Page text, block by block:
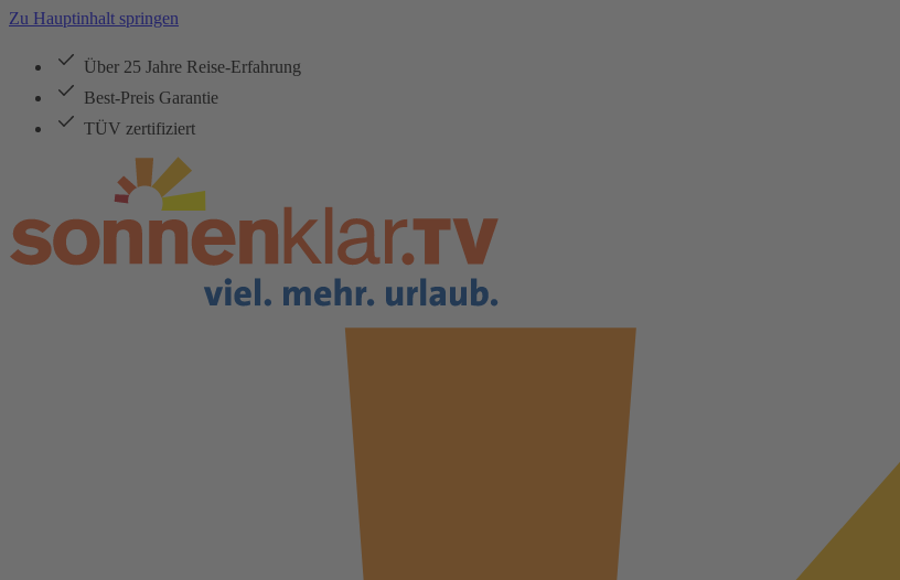
Zu Hauptinhalt springen
Über 25 Jahre Reise-Erfahrung
Best-Preis Garantie
TÜV zertifiziert